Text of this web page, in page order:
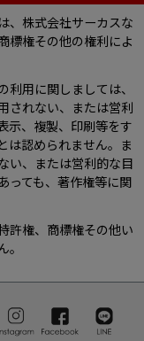
、株式会社サーカスな
標権その他の権利によ
用に関しましては、
されない、または営利
示、複製、印刷等をす
は認められません。ま
い、または営利的な目
っても、著作権等に関
許権、商標権その他い